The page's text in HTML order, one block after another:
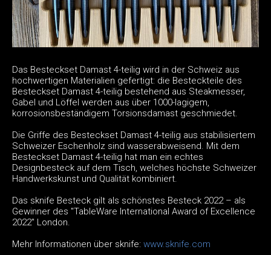
Das Besteckset Damast 4-teilig wird in der Schweiz aus
hochwertigen Materialien gefertigt: die Besteckteile des
Besteckset Damast 4-teilig bestehend aus Steakmesser,
Gabel und Löffel werden aus über 1000-lagigem,
korrosionsbeständigem Torsionsdamast geschmiedet.
Die Griffe des Besteckset Damast 4-teilig aus stabilisiertem
Schweizer Eschenholz sind wasserabweisend. Mit dem
Besteckset Damast 4-teilig hat man ein echtes
Designbesteck auf dem Tisch, welches höchste Schweizer
Handwerkskunst und Qualität kombiniert.
Das sknife Besteck gilt als schönstes Besteck 2022 – als
Gewinner des "TableWare International Award of Excellence
2022" London.
Mehr Informationen über sknife: www.sknife.com